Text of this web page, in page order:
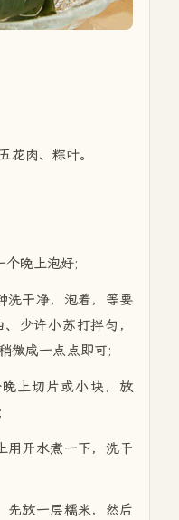
肉、粽叶。
晚上泡好;
干净，泡着，等要
少许小苏打拌匀，
微咸一点点即可;
上切片或小块，放
开水煮一下，洗干
放一层糯米，然后